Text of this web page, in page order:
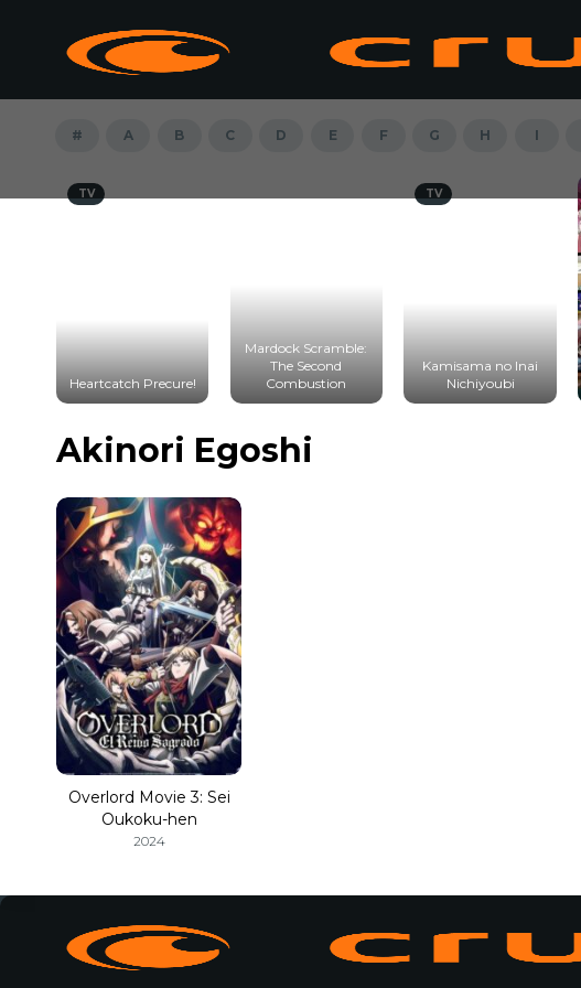
# A B C D E F G H I
TV
Heartcatch Precure!
Mardock Scramble:
The Second
Combustion
TV
Kamisama no Inai
Nichiyoubi
Akinori Egoshi
Overlord Movie 3: Sei
Oukoku-hen
2024